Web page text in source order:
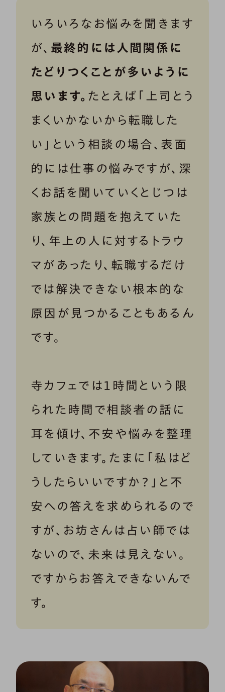
いろいろなお悩みを聞きます
が、 最終的には人間関係に
たどりつくことが多いように
思います。 たとえば「上司とう
まくいかないから転職した
い」という相談の場合、表面
的には仕事の悩みですが、深
くお話を聞いていくとじつは
家族との問題を抱えていた
り、年上の人に対するトラウ
マがあったり、転職するだけ
では解決できない根本的な
原因が見つかることもあるん
です。
寺カフェでは１時間という限
られた時間で相談者の話に
耳を傾け、不安や悩みを整理
していきます。たまに「私はど
うしたらいいですか？」と不
安への答えを求められるので
すが、お坊さんは占い師では
ないので、未来は見えない。
ですからお答えできないんで
す。